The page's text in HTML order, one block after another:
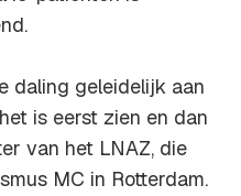
daling geleidelijk aan
is eerst zien en dan
van het LNAZ, die
MC in Rotterdam.